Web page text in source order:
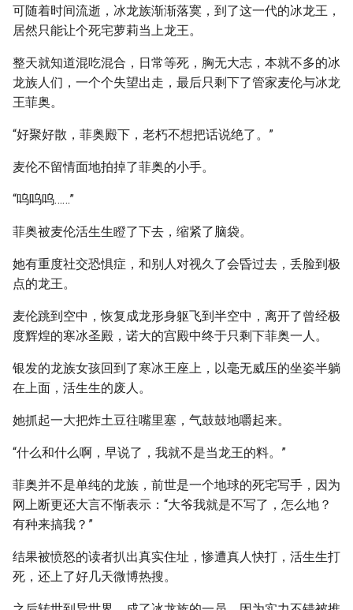
可随着时间流逝，冰龙族渐渐落寞，到了这一代的冰龙王，
居然只能让个死宅萝莉当上龙王。
整天就知道混吃混合，日常等死，胸无大志，本就不多的冰
龙族人们，一个个失望出走，最后只剩下了管家麦伦与冰龙
王菲奥。
“好聚好散，菲奥殿下，老朽不想把话说绝了。”
麦伦不留情面地拍掉了菲奥的小手。
“呜呜呜……”
菲奥被麦伦活生生瞪了下去，缩紧了脑袋。
她有重度社交恐惧症，和别人对视久了会昏过去，丢脸到极
点的龙王。
麦伦跳到空中，恢复成龙形身躯飞到半空中，离开了曾经极
度辉煌的寒冰圣殿，诺大的宫殿中终于只剩下菲奥一人。
银发的龙族女孩回到了寒冰王座上，以毫无威压的坐姿半躺
在上面，活生生的废人。
她抓起一大把炸土豆往嘴里塞，气鼓鼓地嚼起来。
“什么和什么啊，早说了，我就不是当龙王的料。”
菲奥并不是单纯的龙族，前世是一个地球的死宅写手，因为
网上断更还大言不惭表示：“大爷我就是不写了，怎么地？
有种来搞我？”
结果被愤怒的读者扒出真实住址，惨遭真人快打，活生生打
死，还上了好几天微博热搜。